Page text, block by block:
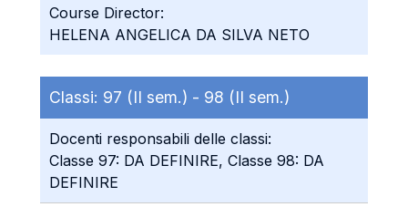
Course Director:
HELENA ANGELICA DA SILVA NETO
Classi: 97 (II sem.) - 98 (II sem.)
Docenti responsabili delle classi:
Classe 97: DA DEFINIRE, Classe 98: DA
DEFINIRE